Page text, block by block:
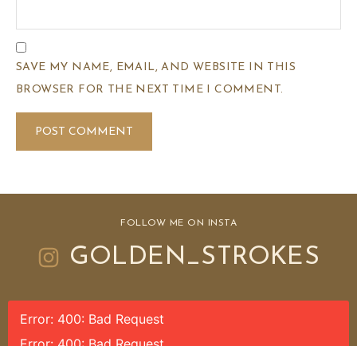
SAVE MY NAME, EMAIL, AND WEBSITE IN THIS
BROWSER FOR THE NEXT TIME I COMMENT.
FOLLOW ME ON INSTA
GOLDEN_STROKES
Error: 400: Bad Request